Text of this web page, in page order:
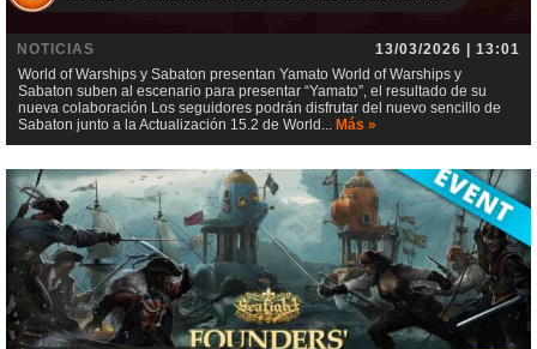
NOTICIAS
13/03/2026 | 13:01
World of Warships y Sabaton presentan Yamato World of Warships y
Sabaton suben al escenario para presentar “Yamato”, el resultado de su
nueva colaboración Los seguidores podrán disfrutar del nuevo sencillo de
Sabaton junto a la Actualización 15.2 de World... Más »